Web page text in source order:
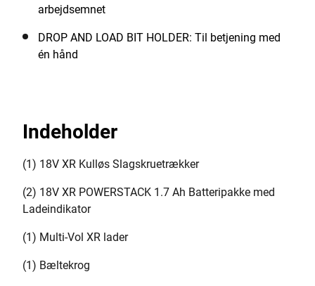
arbejdsemnet
DROP AND LOAD BIT HOLDER: Til betjening med
én hånd
Indeholder
(1) 18V XR Kulløs Slagskruetrækker
(2) 18V XR POWERSTACK 1.7 Ah Batteripakke med
Ladeindikator
(1) Multi-Vol XR lader
(1) Bæltekrog